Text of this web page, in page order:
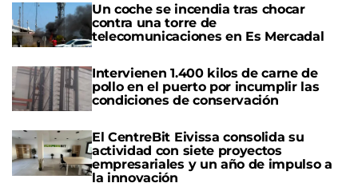
Un coche se incendia tras chocar
contra una torre de
telecomunicaciones en Es Mercadal
Intervienen 1.400 kilos de carne de
pollo en el puerto por incumplir las
condiciones de conservación
El CentreBit Eivissa consolida su
actividad con siete proyectos
empresariales y un año de impulso a
la innovación